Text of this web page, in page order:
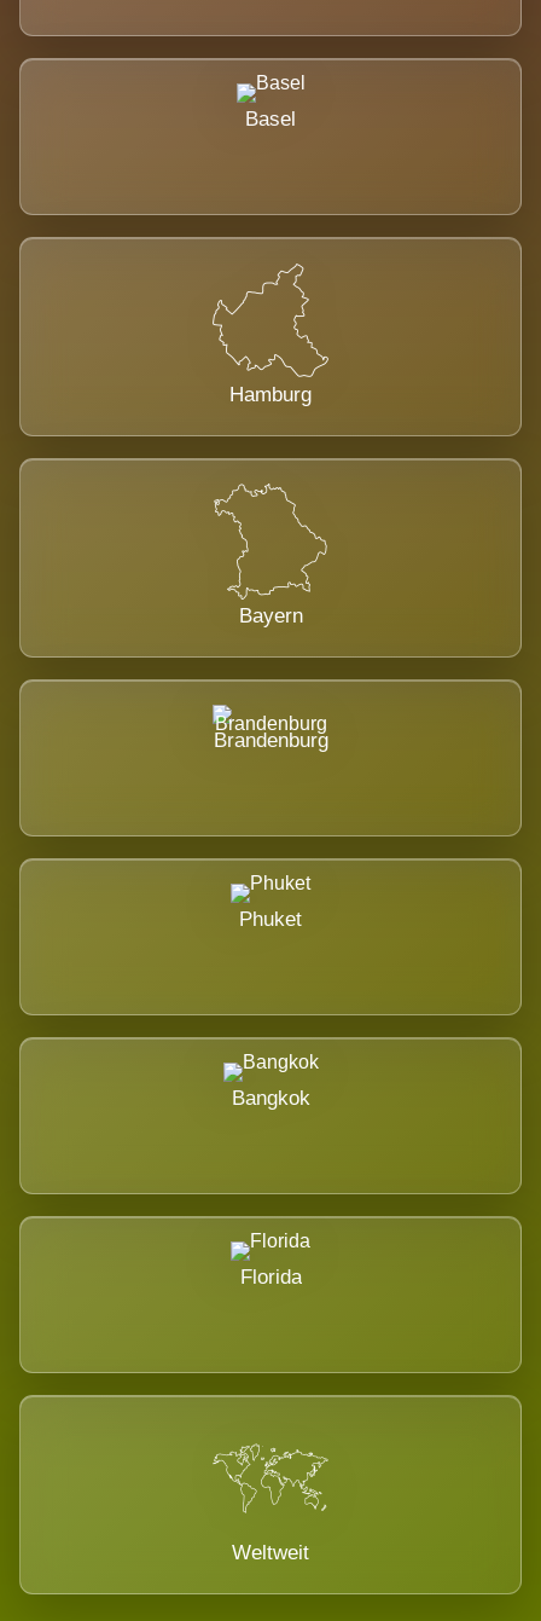
Basel
Hamburg
Bayern
Brandenburg
Phuket
Bangkok
Florida
Weltweit